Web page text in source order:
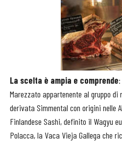
La scelta è ampia e comprende
Marezzato appartenente al gruppo
derivata Simmental con origini nelle
Finlandese Sashi, definito il Wagyu
Polacca, la Vaca Vieja Gallega che